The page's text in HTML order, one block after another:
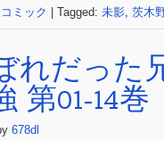
ミック Tagged: 未影, 茨木
れだった
第01-14巻
678dl